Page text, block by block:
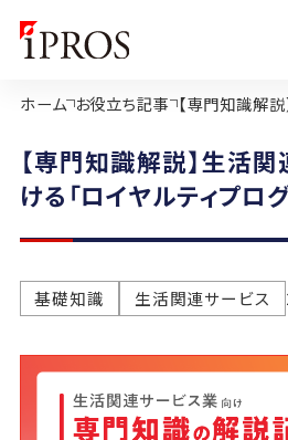
ホーム お役立ち記事 【専門知識解
【専門知識解説】生活
ける「ロイヤルティプロ
基礎知識 生活関連サービス